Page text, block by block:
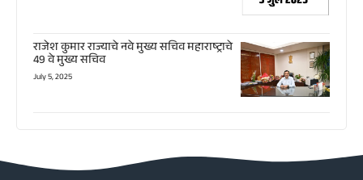
राजेश कुमार राज्याचे नवे मुख्य सचिव महाराष्ट्राचे
49 वे मुख्य सचिव
July 5, 2025